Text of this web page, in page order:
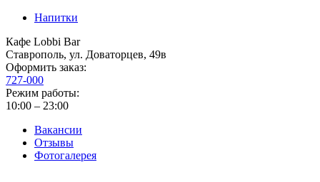
Напитки
Кафе Lobbi Bar
Ставрополь, ул. Доваторцев, 49в
Оформить заказ:
727-000
Режим работы:
10:00 – 23:00
Вакансии
Отзывы
Фотогалерея